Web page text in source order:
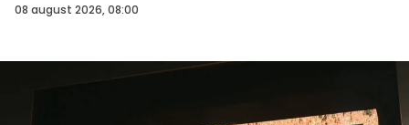
08 august 2026, 08:00